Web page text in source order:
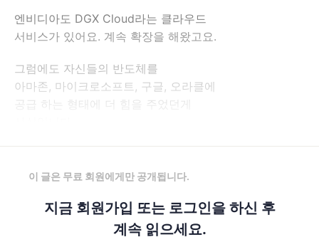
엔비디아도 DGX Cloud라는 클라우드
서비스가 있어요. 계속 확장을 해왔고요.
그럼에도 자신들의 반도체를
아마존, 마이크로소프트, 구글, 오라클에
공급 하는 형태에 더 힘을 주었던게
이 글은 무료 회원에게만 공개됩니다.
지금 회원가입 또는 로그인을 하신 후
계속 읽으세요.